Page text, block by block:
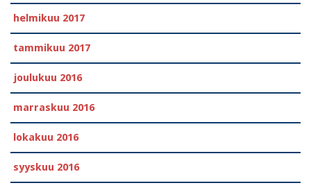
helmikuu 2017
tammikuu 2017
joulukuu 2016
marraskuu 2016
lokakuu 2016
syyskuu 2016